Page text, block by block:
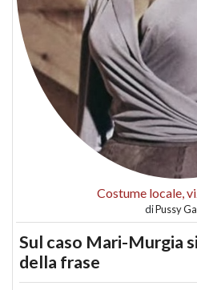
Costume locale,
diPussy
Sul caso Mari-Murgia
della frase